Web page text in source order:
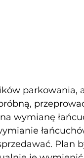
parkowania,
wymianę
Plan